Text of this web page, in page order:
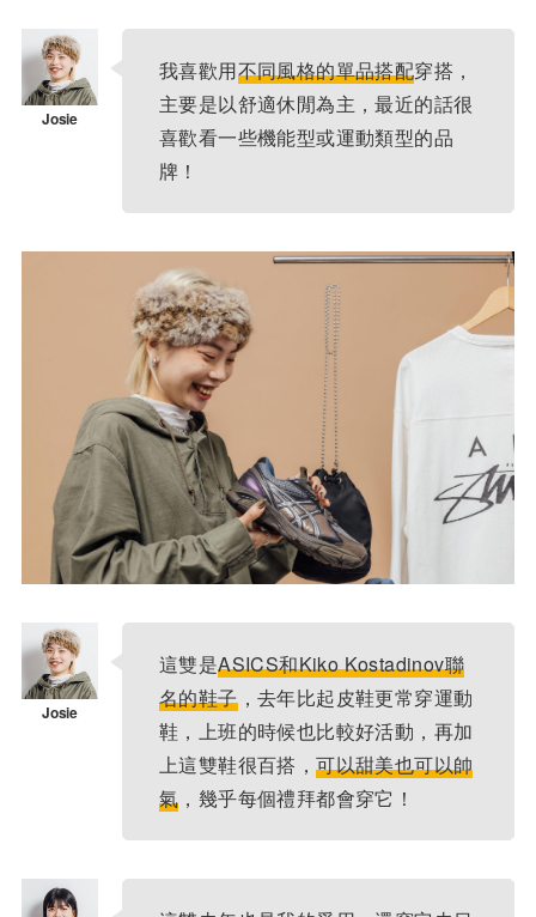
我喜歡用不同風格的單品搭配穿搭，
主要是以舒適休閒為主，最近的話很
喜歡看一些機能型或運動類型的品
牌！
這雙是ASICS和Kiko Kostadinov聯
名的鞋子，去年比起皮鞋更常穿運動
鞋，上班的時候也比較好活動，再加
上這雙鞋很百搭，可以甜美也可以帥
氣 ，幾乎每個禮拜都會穿它！